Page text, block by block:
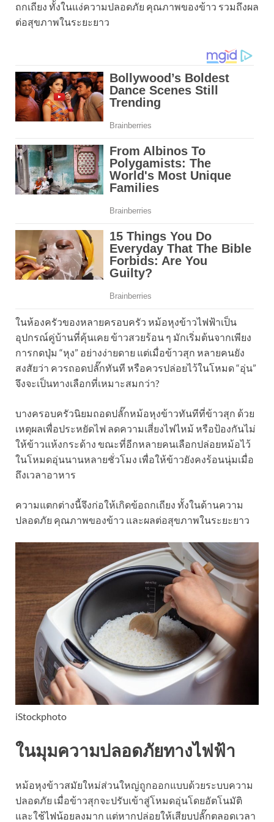
ถกเถียง ทั้งในแง่ความปลอดภัย คุณภาพของข้าว รวมถึงผล
ต่อสุขภาพในระยะยาว
ในห้องครัวของหลายครอบครัว หม้อหุงข้าวไฟฟ้าเป็น
อุปกรณ์คู่บ้านที่คุ้นเคย ข้าวสวยร้อน ๆ มักเริ่มต้นจากเพียง
การกดปุ่ม “หุง” อย่างง่ายดาย แต่เมื่อข้าวสุก หลายคนยัง
สงสัยว่า ควรถอดปลั๊กทันที หรือควรปล่อยไว้ในโหมด “อุ่น”
จึงจะเป็นทางเลือกที่เหมาะสมกว่า?
บางครอบครัวนิยมถอดปลั๊กหม้อหุงข้าวทันทีที่ข้าวสุก ด้วย
เหตุผลเพื่อประหยัดไฟ ลดความเสี่ยงไฟไหม้ หรือป้องกันไม่
ให้ข้าวแห้งกระด้าง ขณะที่อีกหลายคนเลือกปล่อยหม้อไว้
ในโหมดอุ่นนานหลายชั่วโมง เพื่อให้ข้าวยังคงร้อนนุ่มเมื่อ
ถึงเวลาอาหาร
ความแตกต่างนี้จึงก่อให้เกิดข้อถกเถียง ทั้งในด้านความ
ปลอดภัย คุณภาพของข้าว และผลต่อสุขภาพในระยะยาว
iStockphoto
ในมุมความปลอดภัยทางไฟฟ้า
หม้อหุงข้าวสมัยใหม่ส่วนใหญ่ถูกออกแบบด้วยระบบความ
ปลอดภัย เมื่อข้าวสุกจะปรับเข้าสู่โหมดอุ่นโดยอัตโนมัติ
และใช้ไฟน้อยลงมาก แต่หากปล่อยให้เสียบปลั๊กตลอดเวลา